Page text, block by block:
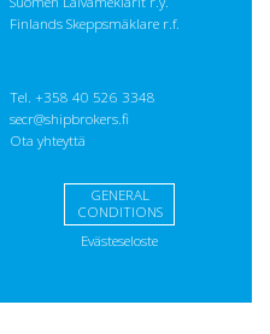
Finlands Skeppsmäklare r.f.
Tel. +358 40 526 3348
secr@shipbrokers.fi
Ota yhteyttä
GENERAL
CONDITIONS
Evästeseloste